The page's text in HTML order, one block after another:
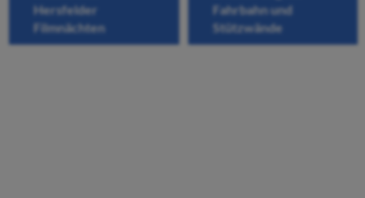
Hersfelder
Filmnächten
Fahrbahn und
Stützwände